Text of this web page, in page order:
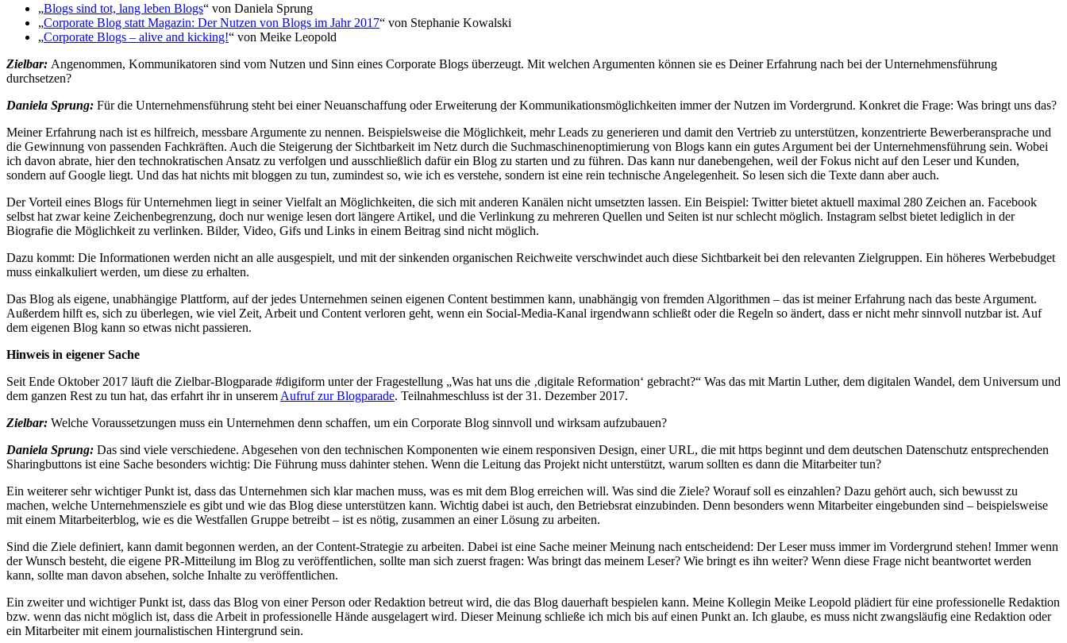
„Blogs sind tot, lang leben Blogs“ von Daniela Sprung
„Corporate Blog statt Magazin: Der Nutzen von Blogs im Jahr 2017“ von Stephanie Kowalski
„Corporate Blogs – alive and kicking!“ von Meike Leopold
Zielbar: Angenommen, Kommunikatoren sind vom Nutzen und Sinn eines Corporate Blogs überzeugt. Mit welchen Argumenten können sie es Deiner Erfahrung nach bei der Unternehmensführung
durchsetzen?
Daniela Sprung: Für die Unternehmensführung steht bei einer Neuanschaffung oder Erweiterung der Kommunikationsmöglichkeiten immer der Nutzen im Vordergrund. Konkret die Frage: Was bringt uns das?
Meiner Erfahrung nach ist es hilfreich, messbare Argumente zu nennen. Beispielsweise die Möglichkeit, mehr Leads zu generieren und damit den Vertrieb zu unterstützen, konzentrierte Bewerberansprache und
die Gewinnung von passenden Fachkräften. Auch die Steigerung der Sichtbarkeit im Netz durch die Suchmaschinenoptimierung von Blogs kann ein gutes Argument bei der Unternehmensführung sein. Wobei
ich davon abrate, hier den technokratischen Ansatz zu verfolgen und ausschließlich dafür ein Blog zu starten und zu führen. Das kann nur danebengehen, weil der Fokus nicht auf den Leser und Kunden,
sondern auf Google liegt. Und das hat nichts mit bloggen zu tun, zumindest so, wie ich es verstehe, sondern ist eine rein technische Angelegenheit. So lesen sich die Texte dann aber auch.
Der Vorteil eines Blogs für Unternehmen liegt in seiner Vielfalt an Möglichkeiten, die sich mit anderen Kanälen nicht umsetzten lassen. Ein Beispiel: Twitter bietet aktuell maximal 280 Zeichen an. Facebook
selbst hat zwar keine Zeichenbegrenzung, doch nur wenige lesen dort längere Artikel, und die Verlinkung zu mehreren Quellen und Seiten ist nur schlecht möglich. Instagram selbst bietet lediglich in der
Biografie die Möglichkeit zu verlinken. Bilder, Video, Gifs und Links in einem Beitrag sind nicht möglich.
Dazu kommt: Die Informationen werden nicht an alle ausgespielt, und mit der sinkenden organischen Reichweite verschwindet auch diese Sichtbarkeit bei den relevanten Zielgruppen. Ein höheres Werbebudget
muss einkalkuliert werden, um diese zu erhalten.
Das Blog als eigene, unabhängige Plattform, auf der jedes Unternehmen seinen eigenen Content bestimmen kann, unabhängig von fremden Algorithmen – das ist meiner Erfahrung nach das beste Argument.
Außerdem hilft es, sich zu überlegen, wie viel Zeit, Arbeit und Content verloren geht, wenn ein Social-Media-Kanal irgendwann schließt oder die Regeln so ändert, dass er nicht mehr sinnvoll nutzbar ist. Auf
dem eigenen Blog kann so etwas nicht passieren.
Hinweis in eigener Sache
Seit Ende Oktober 2017 läuft die Zielbar-Blogparade #digiform unter der Fragestellung „Was hat uns die ‚digitale Reformation‘ gebracht?“ Was das mit Martin Luther, dem digitalen Wandel, dem Universum und
dem ganzen Rest zu tun hat, das erfahrt ihr in unserem Aufruf zur Blogparade. Teilnahmeschluss ist der 31. Dezember 2017.
Zielbar: Welche Voraussetzungen muss ein Unternehmen denn schaffen, um ein Corporate Blog sinnvoll und wirksam aufzubauen?
Daniela Sprung: Das sind viele verschiedene. Abgesehen von den technischen Komponenten wie einem responsiven Design, einer URL, die mit https beginnt und dem deutschen Datenschutz entsprechenden
Sharingbuttons ist eine Sache besonders wichtig: Die Führung muss dahinter stehen. Wenn die Leitung das Projekt nicht unterstützt, warum sollten es dann die Mitarbeiter tun?
Ein weiterer sehr wichtiger Punkt ist, dass das Unternehmen sich klar machen muss, was es mit dem Blog erreichen will. Was sind die Ziele? Worauf soll es einzahlen? Dazu gehört auch, sich bewusst zu
machen, welche Unternehmensziele es gibt und wie das Blog diese unterstützen kann. Wichtig dabei ist auch, den Betriebsrat einzubinden. Denn besonders wenn Mitarbeiter eingebunden sind – beispielsweise
mit einem Mitarbeiterblog, wie es die Westfallen Gruppe betreibt – ist es nötig, zusammen an einer Lösung zu arbeiten.
Sind die Ziele definiert, kann damit begonnen werden, an der Content-Strategie zu arbeiten. Dabei ist eine Sache meiner Meinung nach entscheidend: Der Leser muss immer im Vordergrund stehen! Immer wenn
der Wunsch besteht, die eigene PR-Mitteilung im Blog zu veröffentlichen, sollte man sich zuerst fragen: Was bringt das meinem Leser? Wie bringt es ihn weiter? Wenn diese Frage nicht beantwortet werden
kann, sollte man davon absehen, solche Inhalte zu veröffentlichen.
Ein zweiter und wichtiger Punkt ist, dass das Blog von einer Person oder Redaktion betreut wird, die das Blog dauerhaft bespielen kann. Meine Kollegin Meike Leopold plädiert für eine professionelle Redaktion
bzw. wenn das nicht möglich ist, dass die Arbeit in professionelle Hände ausgelagert wird. Dieser Meinung schließe ich mich bis auf einen Punkt an. Ich glaube, es muss nicht zwangsläufig eine Redaktion oder
ein Mitarbeiter mit einem journalistischen Hintergrund sein.